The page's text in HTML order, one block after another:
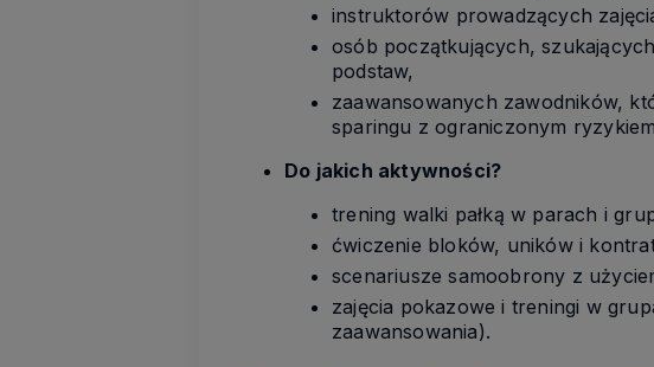
instruktorów prowadzących
osób początkujących,
podstaw,
zaawansowanych zawodników,
sparingu z ograniczonym
Do jakich aktywności?
trening walki pałką w parach i
ćwiczenie bloków, uników i
scenariusze samoobrony z
zajęcia pokazowe i treningi w
zaawansowania).